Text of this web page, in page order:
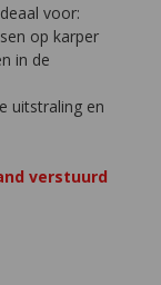
voor:
op karper
in de
uitstraling en
verstuurd